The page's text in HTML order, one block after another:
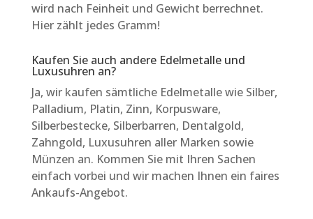
wird nach Feinheit und Gewicht berrechnet.
Hier zählt jedes Gramm!
Kaufen Sie auch andere Edelmetalle und
Luxusuhren an?
Ja, wir kaufen sämtliche Edelmetalle wie Silber,
Palladium, Platin, Zinn, Korpusware,
Silberbestecke, Silberbarren, Dentalgold,
Zahngold, Luxusuhren aller Marken sowie
Münzen an. Kommen Sie mit Ihren Sachen
einfach vorbei und wir machen Ihnen ein faires
Ankaufs-Angebot.